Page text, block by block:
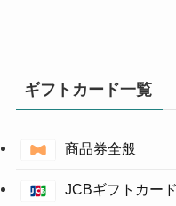
ギフトカード一覧
商品券全般
JCBギフトカード